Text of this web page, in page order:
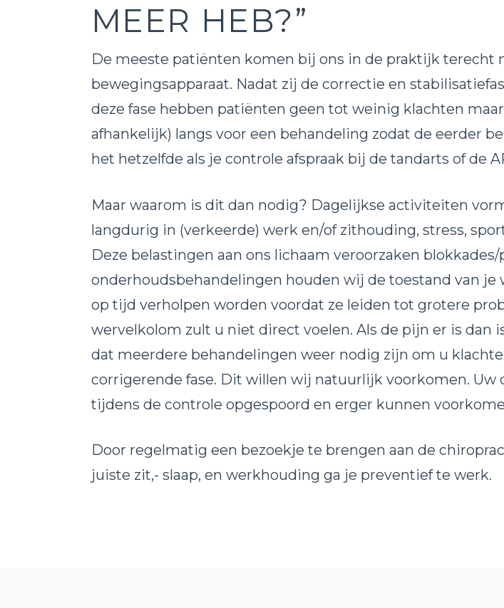
MEER HEB?”
De meeste patiënten komen bij ons in de praktijk terecht
bewegingsapparaat. Nadat zij de correctie en
deze fase hebben patiënten geen tot weinig klachten
afhankelijk) langs voor een behandeling zodat de eerder
het hetzelfde als je controle afspraak bij de tandarts of de
Maar waarom is dit dan nodig? Dagelijkse activiteiten
langdurig in (verkeerde) werk en/of zithouding, stress,
Deze belastingen aan ons lichaam veroorzaken
onderhoudsbehandelingen houden wij de toestand van
op tijd verholpen worden voordat ze leiden tot grotere
wervelkolom zult u niet direct voelen. Als de pijn er is
dat meerdere behandelingen weer nodig zijn om u
corrigerende fase. Dit willen wij natuurlijk voorkomen.
tijdens de controle opgespoord en erger kunnen
Door regelmatig een bezoekje te brengen aan de
juiste zit,- slaap, en werkhouding ga je preventief te werk.